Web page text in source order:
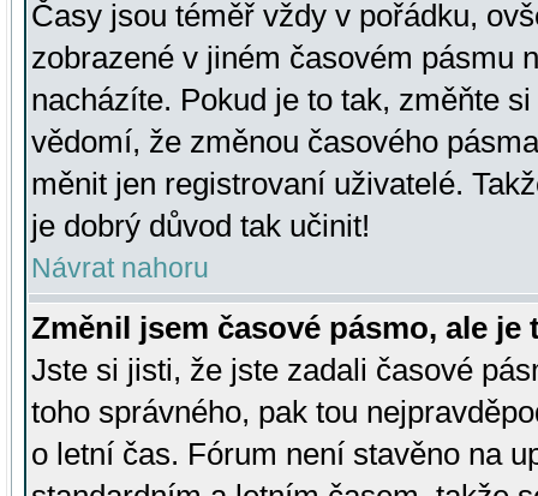
Časy jsou téměř vždy v pořádku,
zobrazené v jiném časovém pásmu
nacházíte. Pokud je to tak, změňte
vědomí, že změnou časového
měnit jen registrovaní uživatelé.
je dobrý důvod tak učinit!
Návrat nahoru
Změnil jsem časové pásmo, ale je
Jste si jisti, že jste zadali časové
toho správného, pak tou
o letní čas. Fórum není stavěno na